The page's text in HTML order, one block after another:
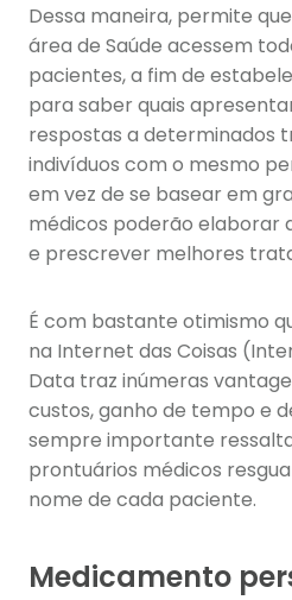
Dessa maneira, permite
área de Saúde acessem
pacientes, a fim de
para saber quais
respostas a determinados
indivíduos com o mesmo
em vez de se basear em
médicos poderão elaborar
e prescrever melhores
É com bastante otimismo
na Internet das Coisas
Data traz inúmeras
custos, ganho de tempo e
sempre importante
prontuários médicos
nome de cada paciente.
Medicamento